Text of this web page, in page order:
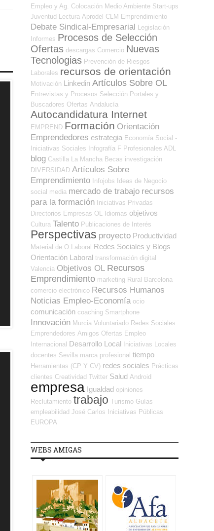
Empleo y Ag. Colocación Medio Ambiente Start-ups
Juventud
Lectura Aprodel CLM Emprendimiento
Debate Sindical-Empresarial
Legislación
Informes Procesos de Selección
Ofertas descargas Comercio Nuevas
Tecnologias Prevención de Riesgos
Laborales recursos de orientación
Motivación Linkedin Artículos Sobre OL
Entrevistas y Procesos Selección Portales y
Buscadores Ofertas Andalucía
Autocandidatura Internet
EMPREND Formación Orientación
Emprendedores estrategia Economía Social -
Iniciativas Sociales
Infografía F Profesionales ADL
blog Castilla La Mancha Becas investigación
DIVERSIDAD Artículos Sobre
Emprendimiento Infojobs
Ideas de Negocio
social media mercado de trabajo recursos
para la formación Iniciativas Privadas
Directorios Empresas OL
Idiomas objetivos
Cultura Talento Publicaciones de Interés
Perspectivas proyecto Productividad
Material de O.Laboral Redes Sociales y Blogs
Orientación Laboral transformación digital
Valencia Objetivos OL Recursos
Emprendimiento marketing Rural
Barcelona
comercio electrónico Recursos Humanos
Noticias Empleo-Economía ocio
comunicación coaching Smartphone
Innovación Murcia Voluntariado Redes Sociales
Emprendedores Amigos Ofertas Empleo
Internacional Desarrollo Local Iniciativas Locales
docentes Sevilla marca profesional tiempo
Herramientas (CP Y CV) redes sociales Prácticas
clientes Creatividad Twitter Salud Android
empresa Igualdad opiniones
Reclutamiento trabajo Turismo Guías
empleabilidad José Carlos
Iniciativas Públicas
EUROPA
WEBS AMIGAS